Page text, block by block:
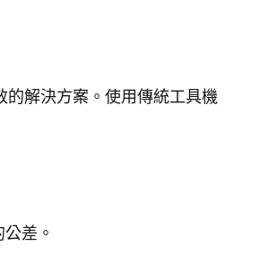
解決方案。使用傳統工具機
差。